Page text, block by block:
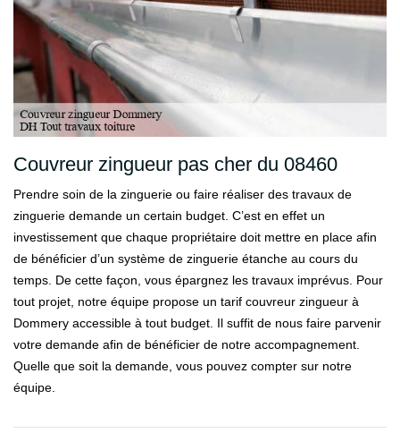
Couvreur zingueur pas cher du 08460
Prendre soin de la zinguerie ou faire réaliser des travaux de
zinguerie demande un certain budget. C’est en effet un
investissement que chaque propriétaire doit mettre en place afin
de bénéficier d’un système de zinguerie étanche au cours du
temps. De cette façon, vous épargnez les travaux imprévus. Pour
tout projet, notre équipe propose un tarif couvreur zingueur à
Dommery accessible à tout budget. Il suffit de nous faire parvenir
votre demande afin de bénéficier de notre accompagnement.
Quelle que soit la demande, vous pouvez compter sur notre
équipe.